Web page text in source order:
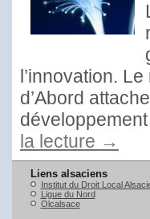
l’innovation.
d’Abord
la lecture →
Liens alsaciens
Institut du Droit Local
Ligue du Nord
Olcalsace